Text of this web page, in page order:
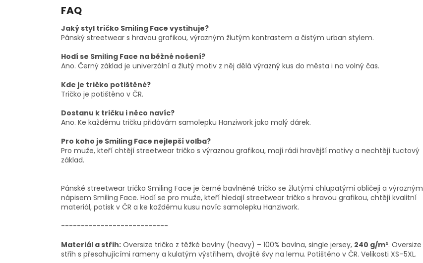
FAQ
Jaký styl tričko Smiling Face vystihuje?
Pánský streetwear s hravou grafikou, výrazným žlutým kontrastem a čistým urban stylem.
Hodí se Smiling Face na běžné nošení?
Ano. Černý základ je univerzální a žlutý motiv z něj dělá výrazný kus do města i na volný čas.
Kde je tričko potištěné?
Tričko je potištěno v ČR.
Dostanu k tričku i něco navíc?
Ano. Ke každému tričku přidávám samolepku Hanziwork jako malý dárek.
Pro koho je Smiling Face nejlepší volba?
Pro muže, kteří chtějí streetwear tričko s výraznou grafikou, mají rádi hravější motivy a nechtějí tuctový
základ.
Pánské streetwear tričko Smiling Face je černé bavlněné tričko se žlutými chlupatými obličeji a výrazným
nápisem Smiling Face. Hodí se pro muže, kteří hledají streetwear tričko s hravou grafikou, chtějí kvalitní
materiál, potisk v ČR a ke každému kusu navíc samolepku Hanziwork.
---------------------------
Materiál a střih: Oversize tričko z těžké bavlny (heavy) – 100% bavlna, single jersey, 240 g/m². Oversize
střih s přesahujícími rameny a kulatým výstřihem, dvojité švy na lemu. Potištěno v ČR. Velikosti XS–5XL.